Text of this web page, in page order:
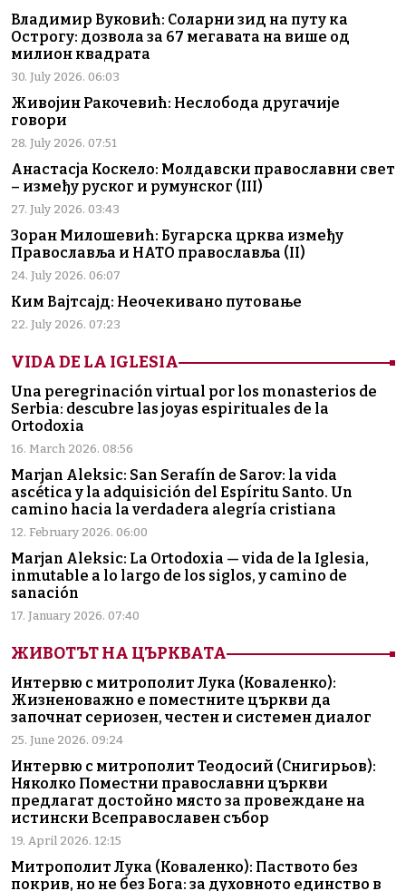
Владимир Вуковић: Соларни зид на путу ка
Острогу: дозвола за 67 мегавата на више од
милион квадрата
30. July 2026. 06:03
Живојин Ракочевић: Неслобода другачије
говори
28. July 2026. 07:51
Анастасја Коскело: Молдавски православни свет
– између руског и румунског (III)
27. July 2026. 03:43
Зоран Милошевић: Бугарска црква између
Православља и НАТО православља (II)
24. July 2026. 06:07
Ким Вајтсајд: Неочекивано путовање
22. July 2026. 07:23
VIDA DE LA IGLESIA
Una peregrinación virtual por los monasterios de
Serbia: descubre las joyas espirituales de la
Ortodoxia
16. March 2026. 08:56
Marjan Aleksic: San Serafín de Sarov: la vida
ascética y la adquisición del Espíritu Santo. Un
camino hacia la verdadera alegría cristiana
12. February 2026. 06:00
Marjan Aleksic: La Ortodoxia — vida de la Iglesia,
inmutable a lo largo de los siglos, y camino de
sanación
17. January 2026. 07:40
ЖИВОТЪТ НА ЦЪРКВАТА
Интервю с митрополит Лука (Коваленко):
Жизненоважно е поместните църкви да
започнат сериозен, честен и системен диалог
25. June 2026. 09:24
Интервю с митрополит Теодосий (Снигирьов):
Няколко Поместни православни църкви
предлагат достойно място за провеждане на
истински Всеправославен събор
19. April 2026. 12:15
Митрополит Лука (Коваленко): Паството без
покрив, но не без Бога: за духовното единство в